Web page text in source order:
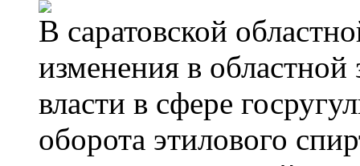
В саратовской
изменения в
власти в сфере
оборота этилового